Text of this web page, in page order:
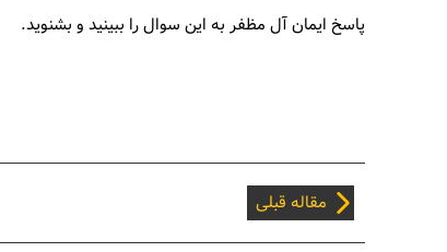
پاسخ ایمان آل مظفر به این سوال را ببینید و بشنوید.
مقاله قبلی